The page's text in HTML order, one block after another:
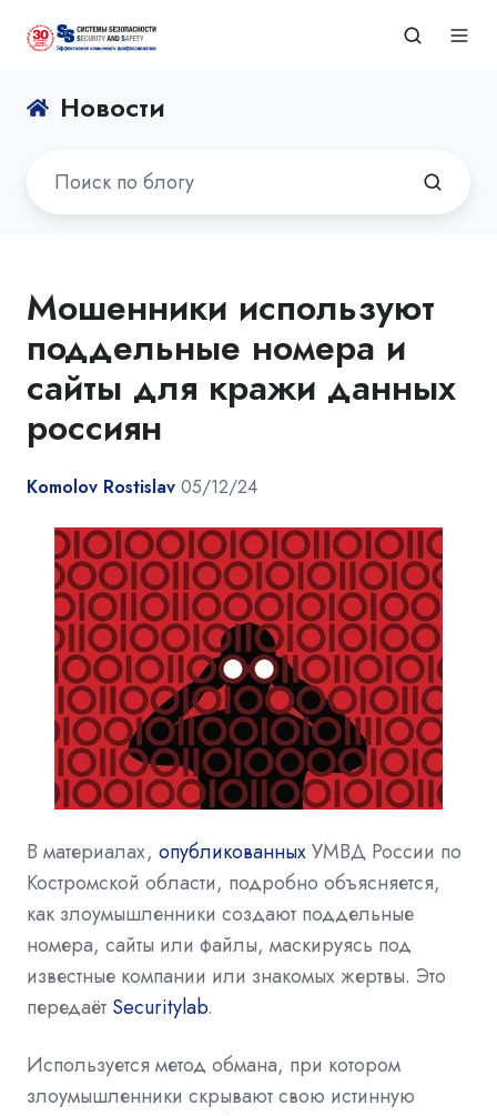
Новости
Мошенники используют
поддельные номера и
сайты для кражи данных
россиян
Komolov Rostislav 05/12/24
В материалах, опубликованныхУМВД России по
Костромской области, подробно объясняется,
как злоумышленники создают поддельные
номера, сайты или файлы, маскируясь под
известные компании или знакомых жертвы. Это
передаёт Securitylab.
Используется метод обмана, при котором
злоумышленники скрывают свою истинную